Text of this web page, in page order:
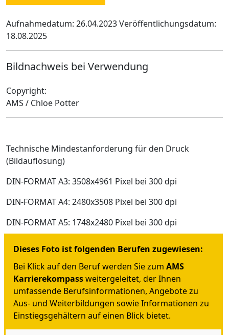
Aufnahmedatum: 26.04.2023Veröffentlichungsdatum:
18.08.2025
Bildnachweis bei Verwendung
Copyright:
AMS / Chloe Potter
Technische Mindestanforderung für den Druck
(Bildauflösung)
DIN-FORMAT A3: 3508x4961 Pixel bei 300 dpi
DIN-FORMAT A4: 2480x3508 Pixel bei 300 dpi
DIN-FORMAT A5: 1748x2480 Pixel bei 300 dpi
Dieses Foto ist folgenden Berufen zugewiesen:
Bei Klick auf den Beruf werden Sie zum AMS
Karrierekompassweitergeleitet, der Ihnen
umfassende Berufsinformationen, Angebote zu
Aus- und Weiterbildungen sowie Informationen zu
Einstiegsgehältern auf einen Blick bietet.